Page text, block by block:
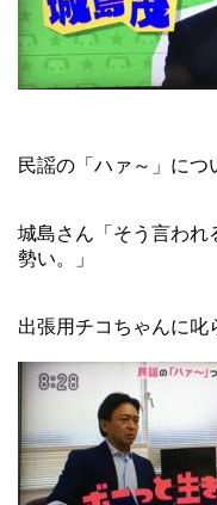
民謡の「ハァ～」につ
城島さん「そう言われ
勢い。」
出張用チコちゃんに叱